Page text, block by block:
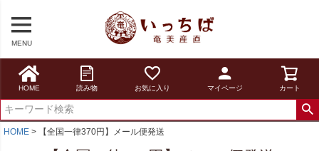
MENU
HOME 読み物 お気に入り マイページ カート
HOME 【全国一律370円】メール便発送